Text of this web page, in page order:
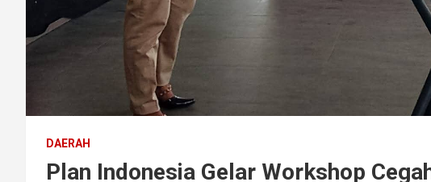
DAERAH
Plan Indonesia Gelar Workshop